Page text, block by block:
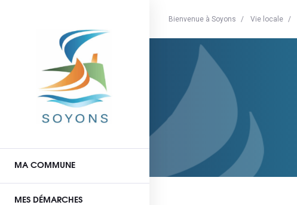
MA COMMUNE
MES DÉMARCHES
Bienvenue à Soyons Vie locale